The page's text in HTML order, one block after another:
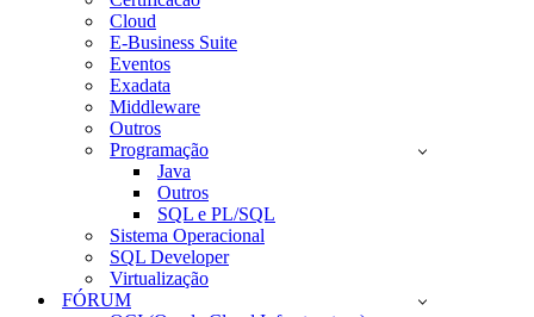
Cloud
E-Business Suite
Eventos
Exadata
Middleware
Outros
Programação
Java
Outros
SQL e PL/SQL
Sistema Operacional
SQL Developer
Virtualização
FÓRUM